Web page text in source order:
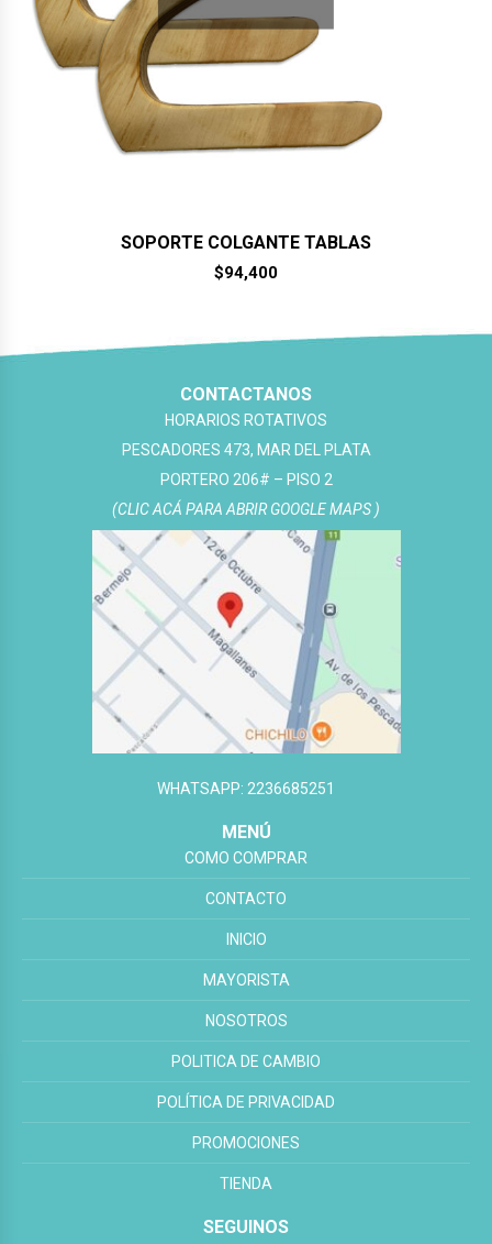
SOPORTE COLGANTE TABLAS
$94,400
CONTACTANOS
HORARIOS ROTATIVOS
PESCADORES 473, MAR DEL PLATA
PORTERO 206# – PISO 2
(CLIC ACÁ PARA ABRIR GOOGLE MAPS )
WHATSAPP: 2236685251
MENÚ
COMO COMPRAR
CONTACTO
INICIO
MAYORISTA
NOSOTROS
POLITICA DE CAMBIO
POLÍTICA DE PRIVACIDAD
PROMOCIONES
TIENDA
SEGUINOS